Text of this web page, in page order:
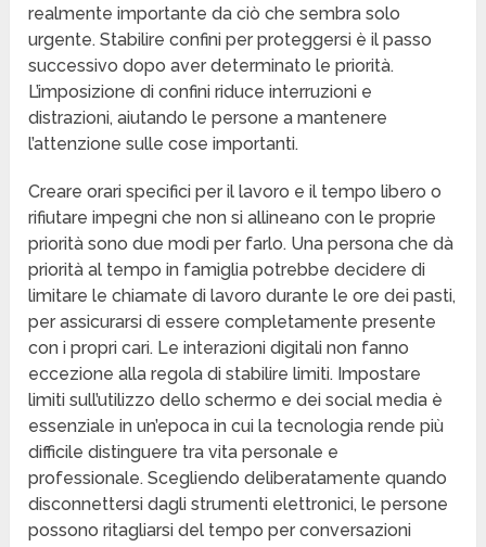
realmente importante da ciò che sembra solo
urgente. Stabilire confini per proteggersi è il passo
successivo dopo aver determinato le priorità.
L’imposizione di confini riduce interruzioni e
distrazioni, aiutando le persone a mantenere
l’attenzione sulle cose importanti.
Creare orari specifici per il lavoro e il tempo libero o
rifiutare impegni che non si allineano con le proprie
priorità sono due modi per farlo. Una persona che dà
priorità al tempo in famiglia potrebbe decidere di
limitare le chiamate di lavoro durante le ore dei pasti,
per assicurarsi di essere completamente presente
con i propri cari. Le interazioni digitali non fanno
eccezione alla regola di stabilire limiti. Impostare
limiti sull’utilizzo dello schermo e dei social media è
essenziale in un’epoca in cui la tecnologia rende più
difficile distinguere tra vita personale e
professionale. Scegliendo deliberatamente quando
disconnettersi dagli strumenti elettronici, le persone
possono ritagliarsi del tempo per conversazioni